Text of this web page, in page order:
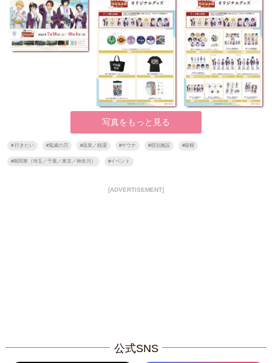
写真をもっと見る
#行きたい #鬼滅の刃 #温泉／銭湯 #サウナ #宿泊施設 #箱根
#南関東（埼玉／千葉／東京／神奈川） #イベント
[ADVERTISEMENT]
公式SNS